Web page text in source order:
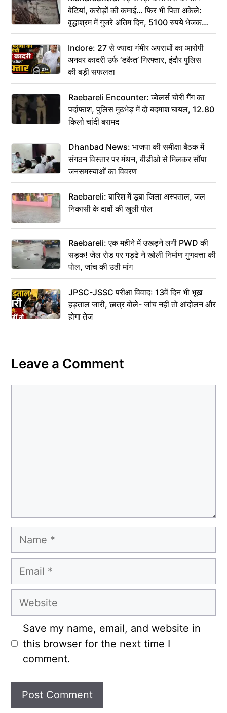
बेटियां, करोड़ों की कमाई… फिर भी पिता अकेले:
वृद्धाश्रम में गुजरे अंतिम दिन, 5100 रुपये भेजकर
कहा– अंतिम संस्कार कर दीजिए हम नहीं आ पाएंगे
Indore: 27 से ज्यादा गंभीर अपराधों का आरोपी
अनवर कादरी उर्फ ‘डकैत’ गिरफ्तार, इंदौर पुलिस
की बड़ी सफलता
Raebareli Encounter: ज्वेलर्स चोरी गैंग का
पर्दाफाश, पुलिस मुठभेड़ में दो बदमाश घायल, 12.80
किलो चांदी बरामद
Dhanbad News: भाजपा की समीक्षा बैठक में
संगठन विस्तार पर मंथन, बीडीओ से मिलकर सौंपा
जनसमस्याओं का विवरण
Raebareli: बारिश में डूबा जिला अस्पताल, जल
निकासी के दावों की खुली पोल
Raebareli: एक महीने में उखड़ने लगी PWD की
सड़क! जेल रोड पर गड्ढे ने खोली निर्माण गुणवत्ता की
पोल, जांच की उठी मांग
JPSC-JSSC परीक्षा विवाद: 13वें दिन भी भूख
हड़ताल जारी, छात्र बोले- जांच नहीं तो आंदोलन और
होगा तेज
Leave a Comment
Name
Email
Website
Save my name, email, and website in
this browser for the next time I
comment.